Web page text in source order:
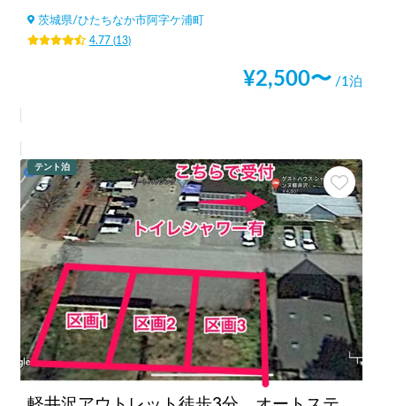
茨城県/ひたちなか市阿字ケ浦町
4.77 (13)
¥2,500〜 /1泊
テント泊